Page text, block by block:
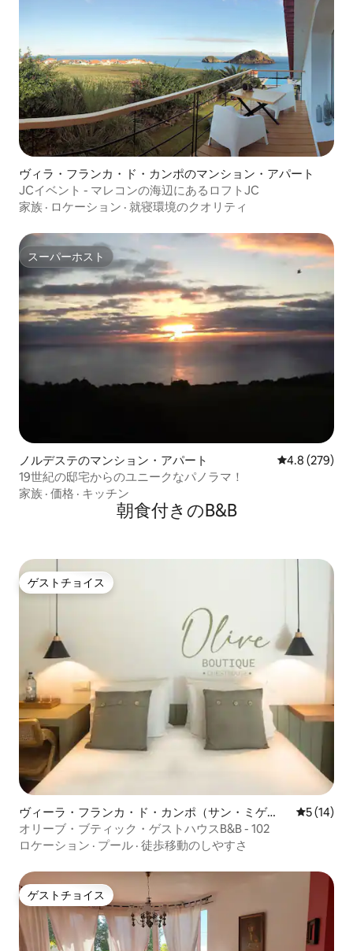
ヴィラ・フランカ・ド・カンポのマンション・アパート
JCイベント - マレコンの海辺にあるロフトJC
家族 · ロケーション · 就寝環境のクオリティ
スーパーホスト
スーパーホスト
ノルデステのマンション・アパート レビュー279
4.8 (279)
19世紀の邸宅からのユニークなパノラマ！
家族 · 価格 · キッチン
朝食付きのB&B
ゲストチョイス
ゲストチョイス
ヴィーラ・フランカ・ド・カンポ（サン・ミゲ
ル）のホテル客室
レビュー
5 (14)
オリーブ・ブティック・ゲストハウスB&B - 102
ロケーション · プール · 徒歩移動のしやすさ
ゲストチョイス
ゲストチョイス